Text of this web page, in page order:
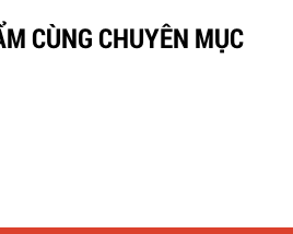
CÙNG CHUYÊN MỤC